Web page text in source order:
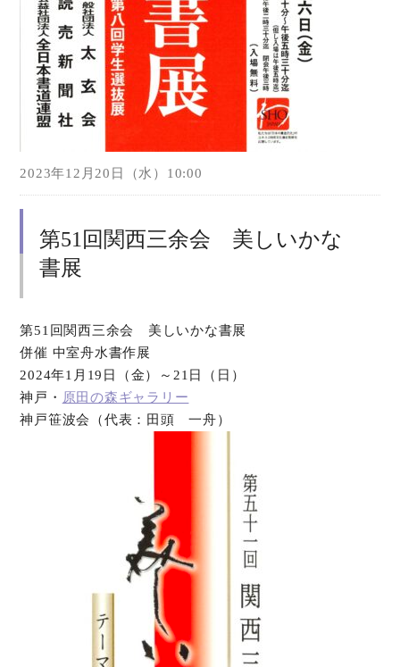
2023年12月20日（水）10:00
第51回関西三余会 美しいかな
書展
第51回関西三余会 美しいかな書展
併催 中室舟水書作展
2024年1月19日（金）～21日（日）
神戸・ 原田の森ギャラリー
神戸笹波会（代表：田頭 一舟）